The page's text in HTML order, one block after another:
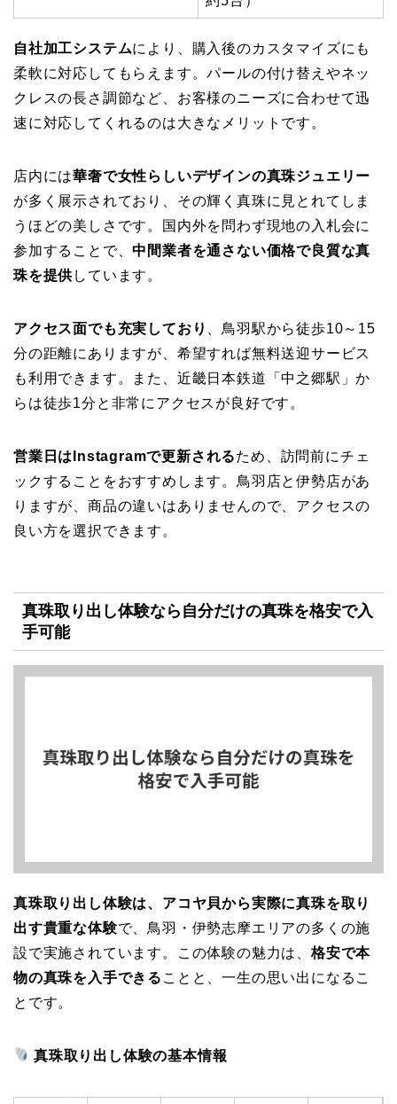
自社加工システムにより、購入後のカスタマイズにも
柔軟に対応してもらえます。パールの付け替えやネッ
クレスの長さ調節など、お客様のニーズに合わせて迅
速に対応してくれるのは大きなメリットです。
店内には華奢で女性らしいデザインの真珠ジュエリー
が多く展示されており、その輝く真珠に見とれてしま
うほどの美しさです。国内外を問わず現地の入札会に
参加することで、中間業者を通さない価格で良質な真
珠を提供しています。
アクセス面でも充実しており
、鳥羽駅から徒歩10～15
分の距離にありますが、希望すれば無料送迎サービス
も利用できます。また、近畿日本鉄道「中之郷駅」か
らは徒歩1分と非常にアクセスが良好です。
営業日はInstagramで更新されるため、訪問前にチェ
ックすることをおすすめします。鳥羽店と伊勢店があ
りますが、商品の違いはありませんので、アクセスの
良い方を選択できます。
真珠取り出し体験なら自分だけの真珠を格安で入
手可能
真珠取り出し体験は、アコヤ貝から実際に真珠を取り
出す貴重な体験で、鳥羽・伊勢志摩エリアの多くの施
設で実施されています。この体験の魅力は、 格安で本
物の真珠を入手できる ことと、一生の思い出になるこ
とです。
真珠取り出し体験の基本情報